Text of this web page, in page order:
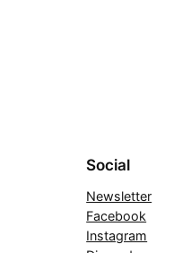
Social
Newsletter
Facebook
Instagram